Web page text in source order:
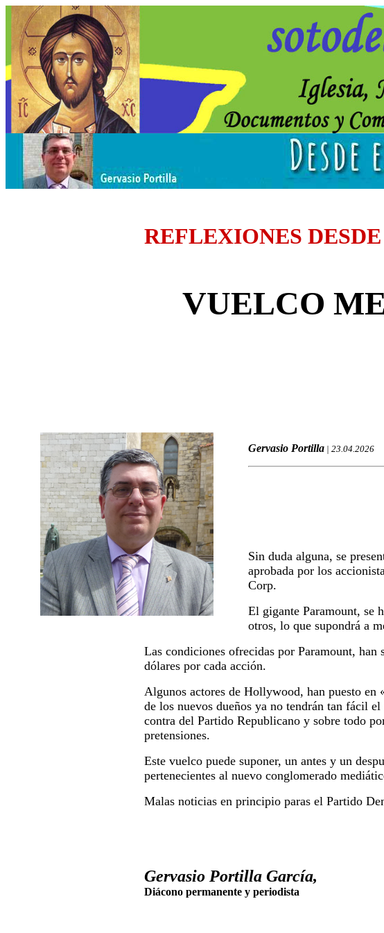
REFLEXIONES
VUELCO
Gervasio Portilla | 23.04.2026
Sin duda alguna, se
aprobada por los
Corp.
El gigante Paramount, se
otros, lo que supondrá a
Las condiciones ofrecidas por Paramount,
dólares por cada acción.
Algunos actores de Hollywood, han puesto en
de los nuevos dueños ya no tendrán tan fácil
contra del Partido Republicano y sobre todo
pretensiones.
Este vuelco puede suponer, un antes y un
pertenecientes al nuevo conglomerado
Malas noticias en principio paras el Partido
Gervasio Portilla García,
Diácono permanente y periodista